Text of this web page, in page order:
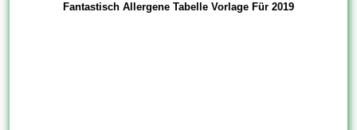
Fantastisch Allergene Tabelle Vorlage Für 2019